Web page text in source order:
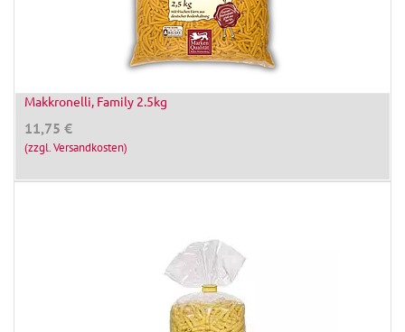
Makkronelli, Family 2.5kg
11,75 €
(zzgl. Versandkosten)